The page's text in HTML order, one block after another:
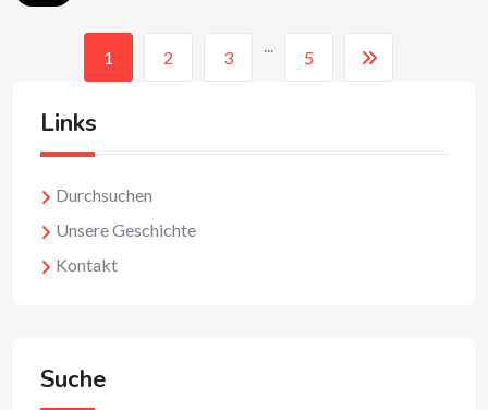
1 2 3
...
5
Links
Durchsuchen
Unsere Geschichte
Kontakt
Suche